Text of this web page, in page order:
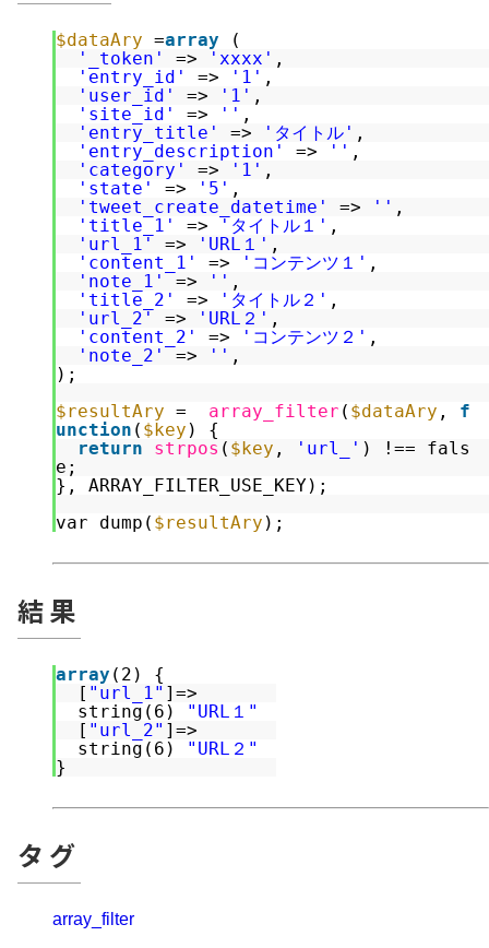
$dataAry =array
(
'_token'
=> 'xxxx' ,
'entry_id'
=> '1' ,
'user_id'
=> '1' ,
'site_id'
=> '' ,
'entry_title'
=> 'タイトル' ,
'entry_description'
=> '' ,
'category'
=> '1' ,
'state'
=> '5' ,
'tweet_create_datetime'
=> '' ,
'title_1'
=> 'タイトル１' ,
'url_1'
=> 'URL１' ,
'content_1'
=> 'コンテンツ１' ,
'note_1'
=> '' ,
'title_2'
=> 'タイトル２' ,
'url_2'
=> 'URL２' ,
'content_2'
=> 'コンテンツ２' ,
'note_2'
=> '' ,
);
$resultAry = array_filter ( $dataAry , f
unction ( $key ) {
return
strpos ( $key , 'url_' ) !== fals
e;
}, ARRAY_FILTER_USE_KEY);
var_dump( $resultAry );
結果
array (2) {
[ "url_1" ]=>
string(6)
"URL１"
[ "url_2" ]=>
string(6)
"URL２"
}
タグ
array_filter